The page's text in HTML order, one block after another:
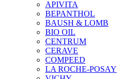
APIVITA
BEPANTHOL
BAUSH & LOMB
BIO OIL
CENTRUM
CERAVE
COMPEED
LA ROCHE-POSAY